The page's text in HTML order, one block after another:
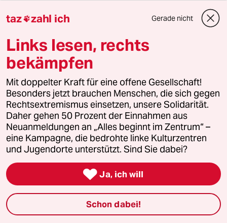
diesen Punkten wirklich erhebliche
Zugeständnisse abringen können, wage ich zu
bezweifeln.
Was der Plan NICHT macht, ist abgehobene
Maximalforderungen zu formulieren, die einer
utopischen grünen Mehrheit in Bund und
Ländern bedürften, um eine Chance auf
Umsetzung zu haben. Angesichts der hohen
Sympathieverluste, die sich die Grünen in der
Vergangenheit mit solchen
Maximalforderungen eingehandelt haben
(ohne dadurch deren Verwirklichung irgendwie
näher zu kommen), ist das eine verständliche
Wende in der Taktik. Insofern ist der Verzicht
auf gewisse Schärfen wohl auch weniger den
Kretschmanns dieser Welt geschuldet als den
absehbaren Schmerzgrenzen der potenziellen
Koalitionspartner.
taz zahl ich Gerade nicht
Links lesen, rechts
bekämpfen
Mit doppelter Kraft für eine offene Gesellschaft!
Besonders jetzt brauchen Menschen, die sich gegen
Rechtsextremismus einsetzen, unsere Solidarität.
Daher gehen 50 Prozent der Einnahmen aus
Neuanmeldungen an „Alles beginnt im Zentrum“ –
eine Kampagne, die bedrohte linke Kulturzentren
und Jugendorte unterstützt. Sind Sie dabei?
 Ja, ich will
Schon dabei!